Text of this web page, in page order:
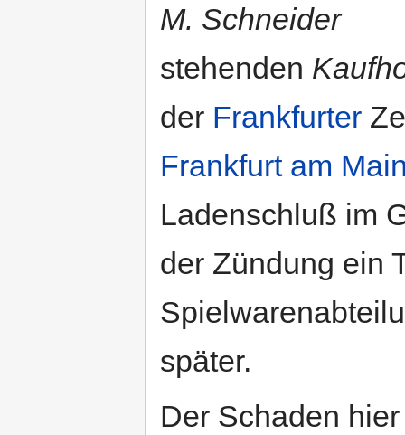
M. Schneider
stehenden
der Frankfurter
Frankfurt am
Ladenschluß im
der Zündung ein
später.
Der Schaden